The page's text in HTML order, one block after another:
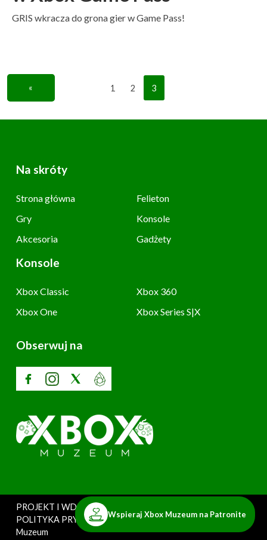
GRIS wkracza do grona gier w Game Pass!
« 1 2 3
Na skróty
Strona główna
Felieton
Gry
Konsole
Akcesoria
Gadżety
Konsole
Xbox Classic
Xbox 360
Xbox One
Xbox Series S|X
Obserwuj na
PROJEKT I WDROŻENIE: SZARY UŻYTKOWNIK
POLITYKA PRYWATNOŚCI Copyright © 2025. Xbox
Muzeum
Wspieraj Xbox Muzeum na Patronite